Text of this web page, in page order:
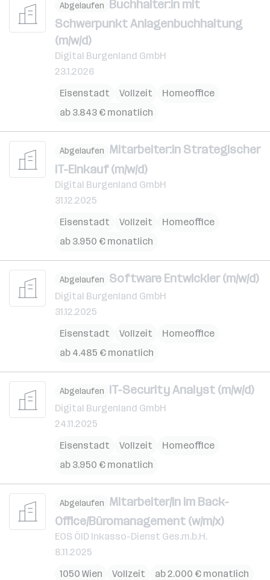
Abgelaufen
Buchhalter:in mit
Schwerpunkt Anlagenbuchhaltung
(m/w/d)
Digital Burgenland GmbH
23.1.2026
Eisenstadt
Vollzeit
Homeoffice
ab 3.843 € monatlich
Abgelaufen Mitarbeiter:in Strategischer
IT-Einkauf (m/w/d)
Digital Burgenland GmbH
31.12.2025
Eisenstadt
Vollzeit
Homeoffice
ab 3.950 € monatlich
Abgelaufen Software Entwickler (m/w/d)
Digital Burgenland GmbH
31.12.2025
Eisenstadt
Vollzeit
Homeoffice
ab 4.485 € monatlich
Abgelaufen IT-Security Analyst (m/w/d)
Digital Burgenland GmbH
24.11.2025
Eisenstadt
Vollzeit
Homeoffice
ab 3.950 € monatlich
Abgelaufen Mitarbeiter/in im Back-
Office/Büromanagement (w/m/x)
EOS ÖID Inkasso-Dienst Ges.m.b.H.
8.11.2025
1050 Wien
Vollzeit ab 2.000 € monatlich